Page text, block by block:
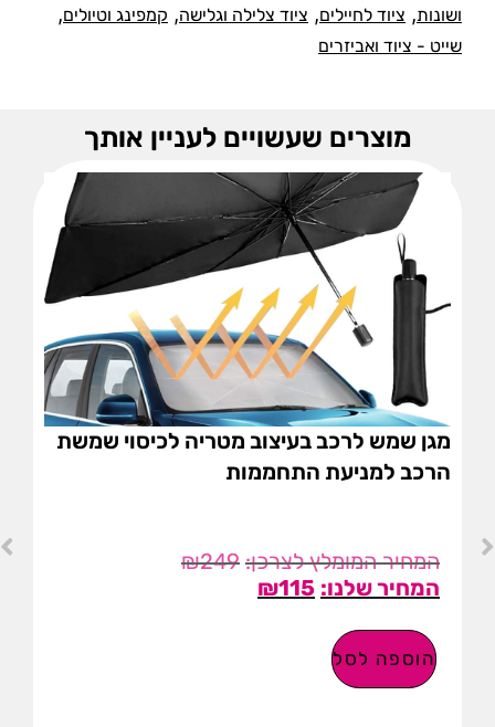
ושונות, ציוד לחיילים, ציוד צלילה וגלישה, קמפינג וטיולים,
שייט - ציוד ואביזרים
מוצרים שעשויים לעניין אותך
מגן שמש לרכב בעיצוב מטריה לכיסוי שמשת
הרכב למניעת התחממות
₪249
₪115
הוספה לסל